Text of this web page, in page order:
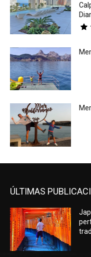
ÚLTIMAS